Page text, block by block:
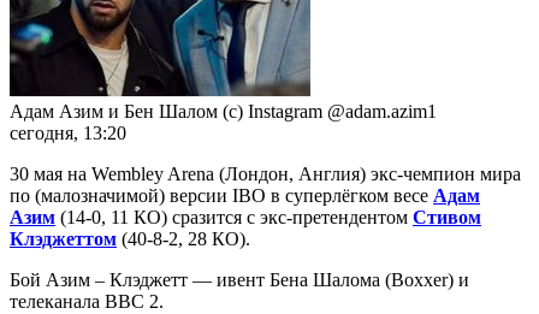
Адам Азим и Бен Шалом (с) Instagram @adam.azim1
сегодня, 13:20
30 мая на Wembley Arena (Лондон, Англия) экс-чемпион мира
по (малозначимой) версии IBO в суперлёгком весе Адам
Азим (14-0, 11 КО) сразится с экс-претендентом Стивом
Клэджеттом (40-8-2, 28 КО).
Бой Азим – Клэджетт — ивент Бена Шалома (Boxxer) и
телеканала ВВС 2.